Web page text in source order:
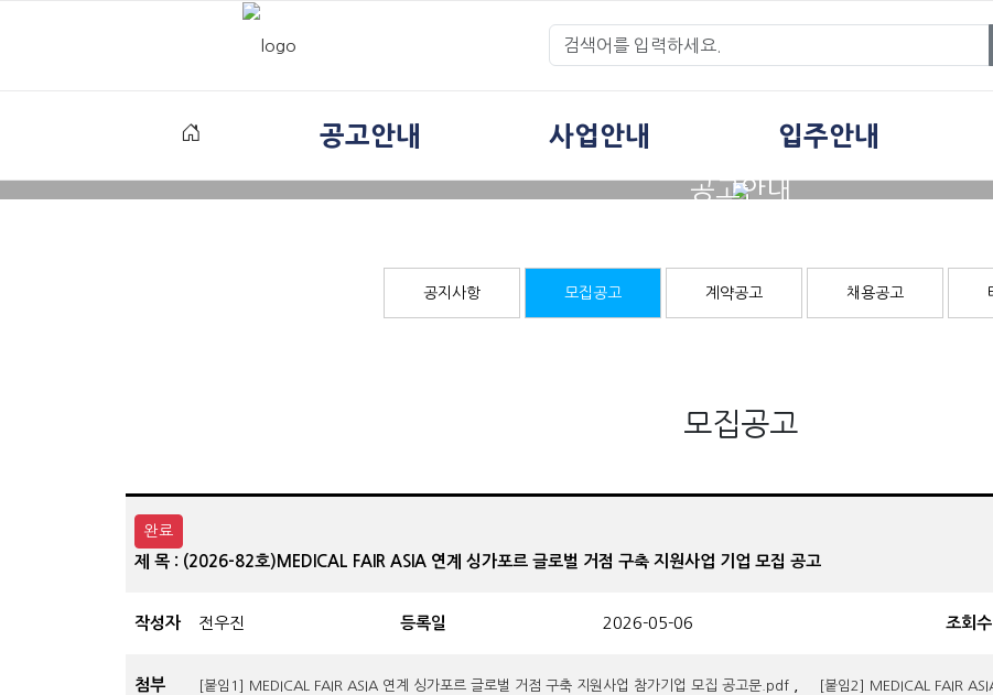
공고안내 사업안내 입주안내
공고안내
공지사항 모집공고 계약공고 채용공고
모집공고
완료
제 목 : (2026-82호)MEDICAL FAIR ASIA 연계 싱가포르 글로벌 거점 구축 지원사업 기업 모집 공고
작성자 전우진 등록일 2026-05-06 조회수
첨부 [붙임1] MEDICAL FAIR ASIA 연계 싱가포르 글로벌 거점 구축 지원사업 참가기업 모집 공고문.pdf [붙임2] MEDICAL FAIR